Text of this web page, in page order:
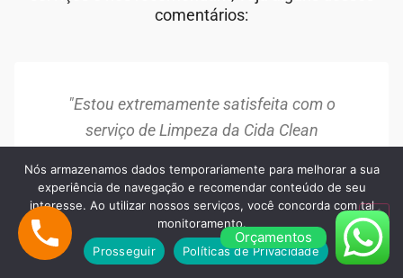
comentários:
"Estou extremamente satisfeita com o
serviço de Limpeza da Cida Clean
antigas e parecia desgastado, mas após a
limpeza, ele ficou como novo. A equipe foi
muito profissional e o resultado superou
minhas expectativas. Recomendo!"
Orçamentos
Nós armazenamos dados temporariamente para melhorar a sua
experiência de navegação e recomendar conteúdo de seu
interesse. Ao utilizar nossos serviços, você concorda com tal
monitoramento.
Prosseguir
Políticas de Privacidade